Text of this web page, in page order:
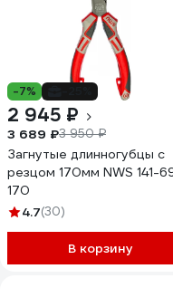
-7%
2 945 ₽
3 689 ₽3 950 ₽
Загнутые длинногубцы с
резцом 170мм NWS 141-
170
4.7(30)
В корзину